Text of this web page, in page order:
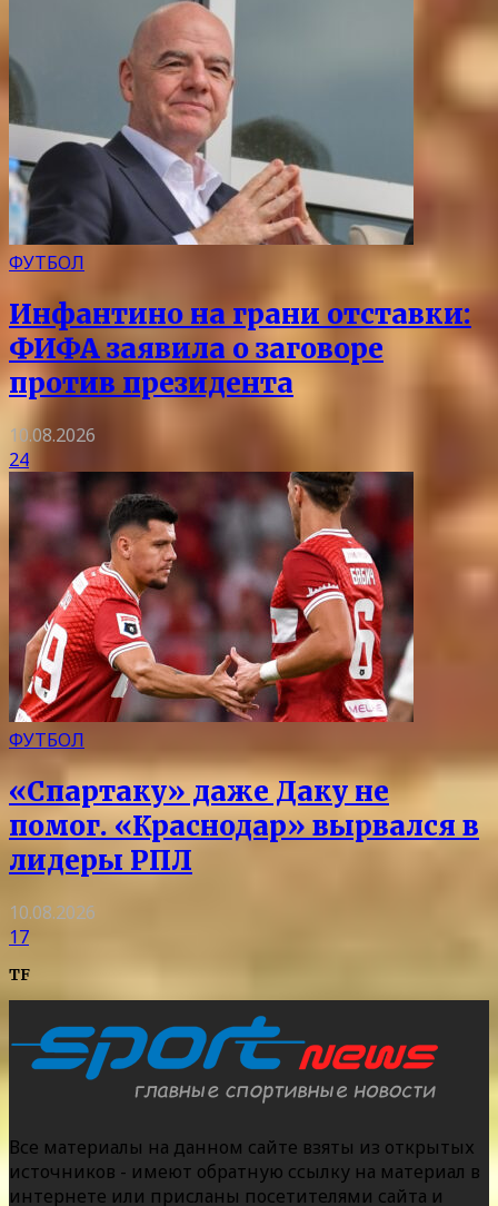
ФУТБОЛ
Инфантино на грани отставки:
ФИФА заявила о заговоре
против президента
10.08.2026
24
ФУТБОЛ
«Спартаку» даже Даку не
помог. «Краснодар» вырвался в
лидеры РПЛ
10.08.2026
17
TF
Все материалы на данном сайте взяты из открытых
источников - имеют обратную ссылку на материал в
интернете или присланы посетителями сайта и